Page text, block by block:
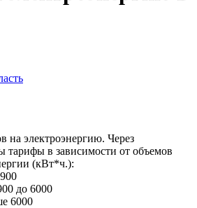
на электроэнергию. Через
тарифы в зависимости от объемов
(кВт*ч.):
до 6000
6000